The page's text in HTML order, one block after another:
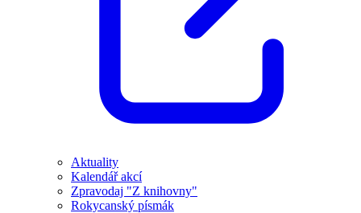
Aktuality
Kalendář akcí
Zpravodaj "Z knihovny"
Rokycanský písmák